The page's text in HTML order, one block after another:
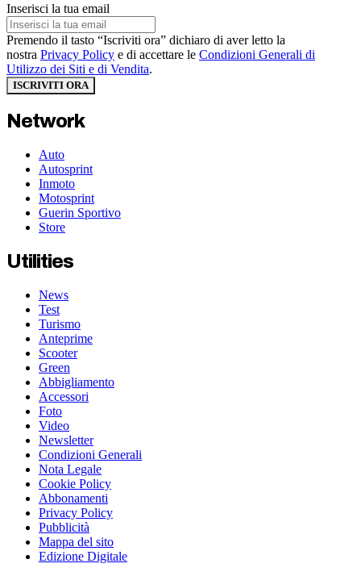
Inserisci la tua email
Premendo il tasto “Iscriviti ora” dichiaro di aver letto la
nostra Privacy Policy e di accettare le Condizioni Generali di
Utilizzo dei Siti e di Vendita.
ISCRIVITI ORA
Network
Auto
Autosprint
Inmoto
Motosprint
Guerin Sportivo
Store
Utilities
News
Test
Turismo
Anteprime
Scooter
Green
Abbigliamento
Accessori
Foto
Video
Newsletter
Condizioni Generali
Nota Legale
Cookie Policy
Abbonamenti
Privacy Policy
Pubblicità
Mappa del sito
Edizione Digitale